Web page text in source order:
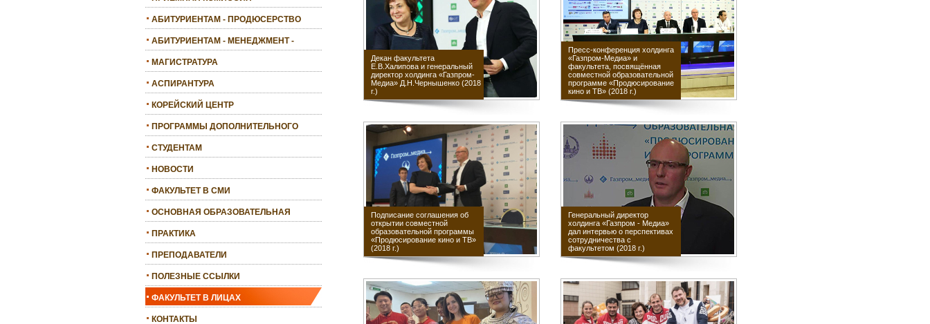
АБИТУРИЕНТАМ - ПРОДЮСЕРСТВО
АБИТУРИЕНТАМ - МЕНЕДЖМЕНТ -
МАГИСТРАТУРА
АСПИРАНТУРА
КОРЕЙСКИЙ ЦЕНТР
ПРОГРАММЫ ДОПОЛНИТЕЛЬНОГО
СТУДЕНТАМ
НОВОСТИ
ФАКУЛЬТЕТ В СМИ
ОСНОВНАЯ ОБРАЗОВАТЕЛЬНАЯ
ПРАКТИКА
ПРЕПОДАВАТЕЛИ
ПОЛЕЗНЫЕ ССЫЛКИ
ФАКУЛЬТЕТ В ЛИЦАХ
КОНТАКТЫ
Декан факультета
Е.В.Халипова и генеральный
директор холдинга «Газпром-
Медиа» Д.Н.Чернышенко (2018
г.)
Пресс-конференция холдинга
«Газпром-Медиа» и
факультета, посвящённая
совместной образовательной
программе «Продюсирование
кино и ТВ» (2018 г.)
Подписание соглашения об
открытии совместной
образовательной программы
«Продюсирование кино и ТВ»
(2018 г.)
Генеральный директор
холдинга «Газпром - Медиа»
дал интервью о перспективах
сотрудничества с
факультетом (2018 г.)